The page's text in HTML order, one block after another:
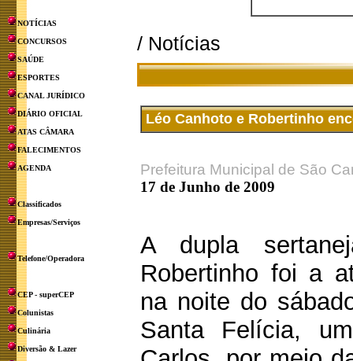
NOTÍCIAS
CONCURSOS
SAÚDE
ESPORTES
CANAL JURÍDICO
DIÁRIO OFICIAL
ATAS CÂMARA
FALECIMENTOS
AGENDA
Classificados
Empresas/Serviços
Telefone/Operadora
CEP - superCEP
Colunistas
Culinária
Diversão & Lazer
/ Notícias
Léo Canhoto e Robertinho
Prefeitura Municipal de São
17 de Junho de 2009
A dupla
Robertinho foi a
na noite do
Santa Felícia,